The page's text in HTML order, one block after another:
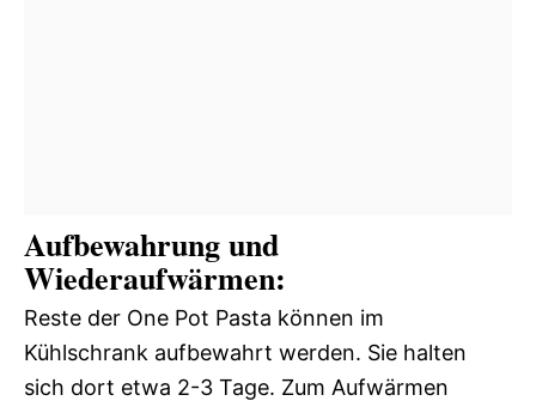
Aufbewahrung und
Wiederaufwärmen:
Reste der One Pot Pasta können im
Kühlschrank aufbewahrt werden. Sie halten
sich dort etwa 2-3 Tage. Zum Aufwärmen